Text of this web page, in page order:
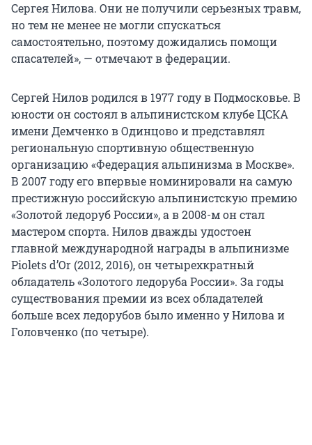
Сергея Нилова. Они не получили серьезных травм,
но тем не менее не могли спускаться
самостоятельно, поэтому дожидались помощи
спасателей», — отмечают в федерации.
Сергей Нилов родился в 1977 году в Подмосковье. В
юности он состоял в альпинистском клубе ЦСКА
имени Демченко в Одинцово и представлял
региональную спортивную общественную
организацию «Федерация альпинизма в Москве».
В 2007 году его впервые номинировали на самую
престижную российскую альпинистскую премию
«Золотой ледоруб России», а в 2008-м он стал
мастером спорта. Нилов дважды удостоен
главной международной награды в альпинизме
Piolets d’Or (2012, 2016), он четырехкратный
обладатель «Золотого ледоруба России». За годы
существования премии из всех обладателей
больше всех ледорубов было именно у Нилова и
Головченко (по четыре).